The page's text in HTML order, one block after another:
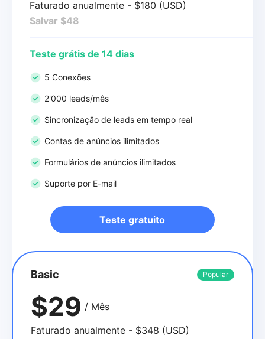
Faturado anualmente - $180 (USD)
Salvar $48
Teste grátis de 14 dias
5 Conexões
2'000 leads/mês
Sincronização de leads em tempo real
Contas de anúncios ilimitados
Formulários de anúncios ilimitados
Suporte por E-mail
Teste gratuito
Basic Popular
$29 / Mês
Faturado anualmente - $348 (USD)